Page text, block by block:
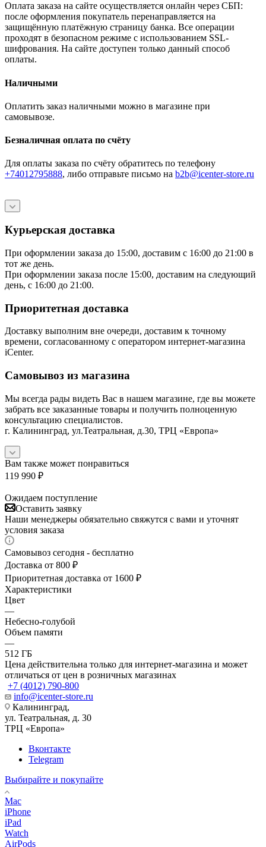
Оплата заказа на сайте осуществляется онлайн через СБП:
после оформления покупатель перенаправляется на
защищённую платёжную страницу банка. Все операции
проходят в безопасном режиме с использованием SSL-
шифрования. На сайте доступен только данный способ
оплаты.
Наличными
Оплатить заказ наличными можно в магазине при
самовывозе.
Безналичная оплата по счёту
Для оплаты заказа по счёту обратитесь по телефону
+74012795888, либо отправьте письмо на b2b@icenter-store.ru
Курьерская доставка
При оформлении заказа до 15:00, доставим с 16:00 до 21:00 в
тот же день.
При оформлении заказа после 15:00, доставим на следующий
день, с 16:00 до 21:00.
Приоритетная доставка
Доставку выполним вне очереди, доставим к точному
времени, согласованному с оператором интернет-магазина
iCenter.
Самовывоз из магазина
Мы всегда рады видеть Вас в нашем магазине, где вы можете
забрать все заказанные товары и получить полноценную
консультацию специалистов.
г. Калининград, ул.Театральная, д.30, ТРЦ «Европа»
Вам также может понравиться
119 990 ₽
Ожидаем поступление
Оставить заявку
Наши менеджеры обязательно свяжутся с вами и уточнят
условия заказа
Самовывоз сегодня - бесплатно
Доставка от 800 ₽
Приоритетная доставка от 1600 ₽
Характеристики
Цвет
—
Небесно-голубой
Объем памяти
—
512 ГБ
Цена действительна только для интернет-магазина и может
отличаться от цен в розничных магазинах
+7 (4012) 790-800
info@icenter-store.ru
Калининград,
ул. Театральная, д. 30
ТРЦ «Европа»
Вконтакте
Telegram
Выбирайте и покупайте
Mac
iPhone
iPad
Watch
AirPods